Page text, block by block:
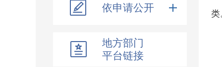
依申请公开
地方部门
平台链接
类